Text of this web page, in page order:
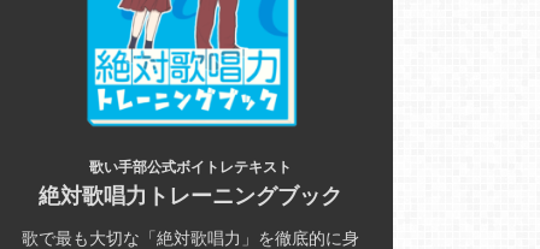
歌い手部公式ボイトレテキスト
絶対歌唱力トレーニングブック
歌で最も大切な「絶対歌唱力」を徹底的に身